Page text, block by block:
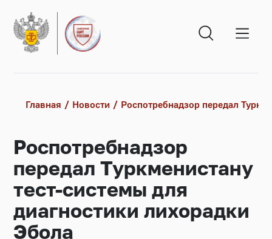
Главная Новости Роспотребнадзор передал
Роспотребнадзор
передал Туркменистану
тест-системы для
диагностики лихорадки
Эбола